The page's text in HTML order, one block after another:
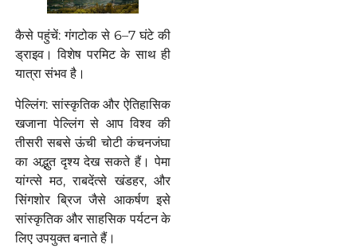
कैसे पहुंचें: गंगटोक से 6–7 घंटे की
ड्राइव। विशेष परमिट के साथ ही
यात्रा संभव है।
पेल्लिंग: सांस्कृतिक और ऐतिहासिक
खजाना पेल्लिंग से आप विश्व की
तीसरी सबसे ऊंची चोटी कंचनजंघा
का अद्भुत दृश्य देख सकते हैं। पेमा
यांग्त्से मठ, राबदेंत्से खंडहर, और
सिंगशोर ब्रिज जैसे आकर्षण इसे
सांस्कृतिक और साहसिक पर्यटन के
लिए उपयुक्त बनाते हैं।